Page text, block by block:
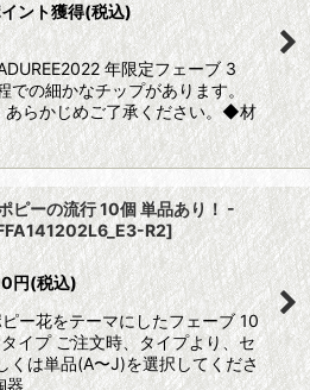
ント獲得(税込)
年限定フェーブ 3
での細かなチップがあります。
あらかじめご了承ください。◆材
ピーの流行 10個 単品あり！ -
R2]
円(税込)
ー花をテーマにしたフェーブ 10
イプ ご注文時、タイプより、セ
くは単品(A〜J)を選択してくださ
器